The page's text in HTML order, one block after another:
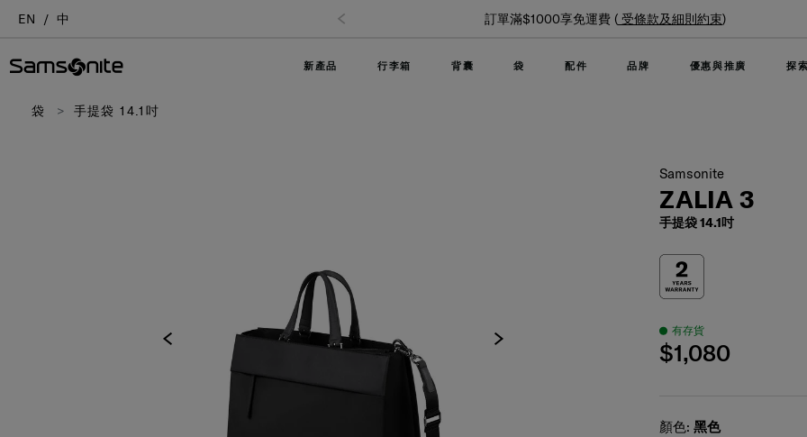
EN 中 夏日限時優惠: 精選行李箱低至6折
新產品 行李箱 背囊 袋 配件 品牌 優惠與推廣 探
袋 手提袋 14.1吋
Samsonite
ZALIA 3
手提袋 14.1吋
有存貨
$1,080
Select
顏色:黑色